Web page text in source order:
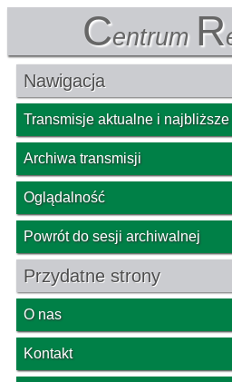
Centrum R
Nawigacja
Transmisje aktualne i najbliższe
Archiwa transmisji
Oglądalność
Powrót do sesji archiwalnej
Przydatne strony
O nas
Kontakt